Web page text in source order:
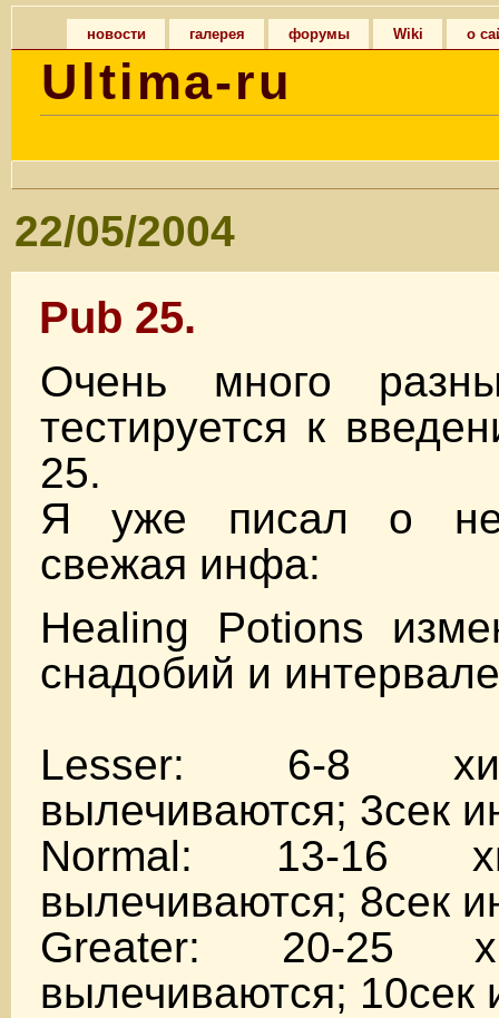
новости галерея форумы Wiki о
Ultima-ru
22/05/2004
Pub 25.
Очень много
тестируется к
25.
Я уже писал о
свежая инфа:
Healing Potions
снадобий и
Lesser: 6-8
вылечиваются; 3сек
Normal: 13-16
вылечиваются; 8сек
Greater: 20-25
вылечиваются; 10сек